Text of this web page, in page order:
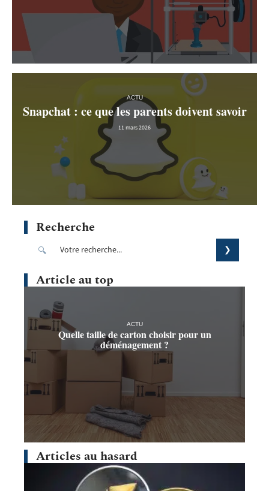
ACTU
Snapchat : ce que les parents doivent savoir
11 mars 2026
Recherche
Article au top
ACTU
Quelle taille de carton choisir pour un
déménagement ?
Articles au hasard